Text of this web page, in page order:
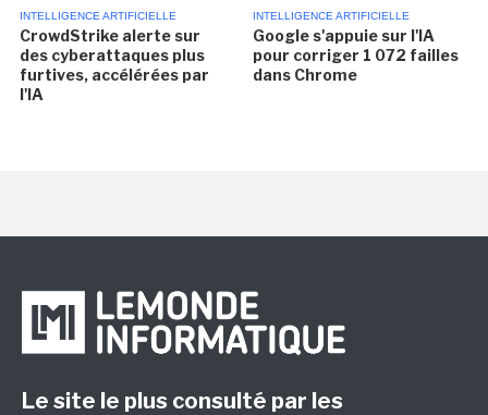
INTELLIGENCE ARTIFICIELLE
CrowdStrike alerte sur
des cyberattaques plus
furtives, accélérées par
l'IA
INTELLIGENCE ARTIFICIELLE
Google s'appuie sur l'IA
pour corriger 1 072 failles
dans Chrome
Le site le plus consulté par les